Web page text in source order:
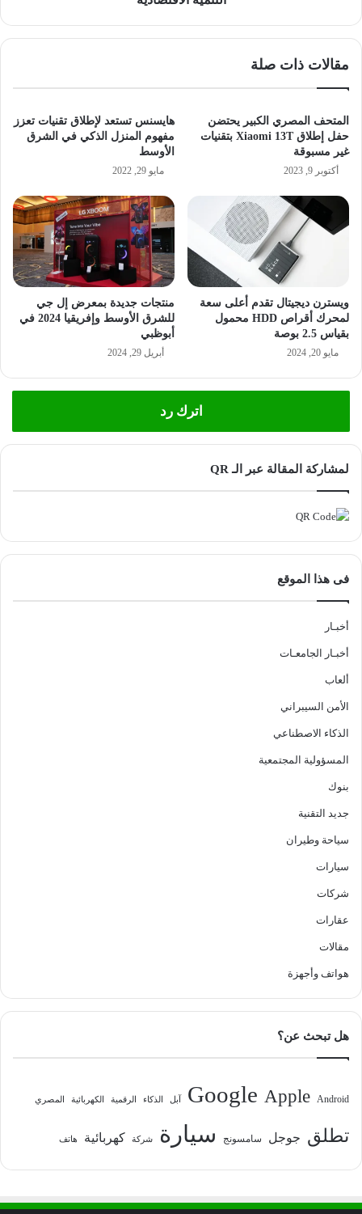
مقالات ذات صلة
المتحف المصري الكبير يحتضن
حفل إطلاق Xiaomi 13T بتقنيات
غير مسبوقة
أكتوبر 9, 2023
هايسنس تستعد لإطلاق تقنيات تعزز
مفهوم المنزل الذكي في الشرق
الأوسط
مايو 29, 2022
ويسترن ديجيتال تقدم أعلى سعة
لمحرك أقراص HDD محمول
بقياس 2.5 بوصة
مايو 20, 2024
منتجات جديدة بمعرض إل جي
للشرق الأوسط وإفريقيا 2024 في
أبوظبي
أبريل 29, 2024
اترك رد
لمشاركة المقالة عبر الـ QR
فى هذا الموقع
أخبـار
أخبـار الجامعـات
ألعاب
الأمن السيبراني
الذكاء الاصطناعي
المسؤولية المجتمعية
بنوك
جديد التقنية
سياحة وطيران
سيارات
شركات
عقارات
مقالات
هواتف وأجهزة
هل تبحث عن؟
Android
Apple
Google آبل الذكاء الرقمية الكهربائية المصري
تطلق جوجل سامسونج سيارة شركة كهربائية هاتف